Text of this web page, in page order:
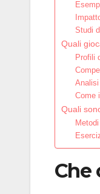
Studi
Quali
Profili
Come
Quali
Che